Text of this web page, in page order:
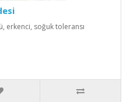
erkenci, soğuk toleransı